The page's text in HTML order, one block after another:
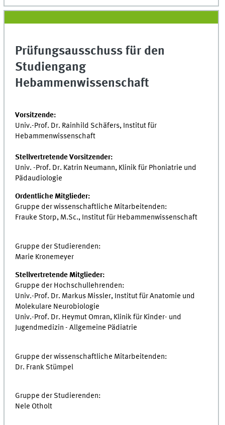
Prüfungsausschuss für den
Studiengang
Hebammenwissenschaft
Vorsitzende:
Univ.-Prof. Dr. Rainhild Schäfers, Institut für
Hebammenwissenschaft
Stellvertretende Vorsitzender:
Univ. -Prof. Dr. Katrin Neumann, Klinik für Phoniatrie und
Pädaudiologie
Ordentliche Mitglieder:
Gruppe der wissenschaftliche Mitarbeitenden:
Frauke Storp, M.Sc., Institut für Hebammenwissenschaft
Gruppe der Studierenden:
Marie Kronemeyer
Stellvertretende Mitglieder:
Gruppe der Hochschullehrenden:
Univ.-Prof. Dr. Markus Missler, Institut für Anatomie und
Molekulare Neurobiologie
Univ.-Prof. Dr. Heymut Omran, Klinik für Kinder- und
Jugendmedizin - Allgemeine Pädiatrie
Gruppe der wissenschaftliche Mitarbeitenden:
Dr. Frank Stümpel
Gruppe der Studierenden:
Nele Otholt